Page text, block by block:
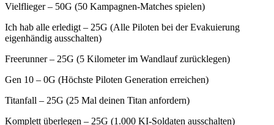
Vielflieger – 50G (50 Kampagnen-Matches spielen)
Ich hab alle erledigt – 25G (Alle Piloten bei der Evakuierung
eigenhändig ausschalten)
Freerunner – 25G (5 Kilometer im Wandlauf zurücklegen)
Gen 10 – 0G (Höchste Piloten Generation erreichen)
Titanfall – 25G (25 Mal deinen Titan anfordern)
Komplett überlegen – 25G (1.000 KI-Soldaten ausschalten)